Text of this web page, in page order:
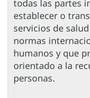
todas las partes
establecer o
servicios de
normas
humanos y que
orientado a la
personas.